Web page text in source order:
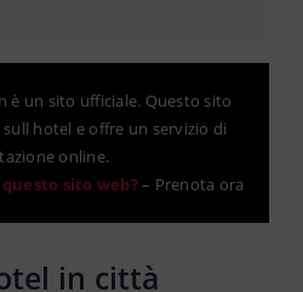
è un sito ufficiale. Questo sito
hotel e offre un servizio di
online.
sito web?– Prenota ora
in città